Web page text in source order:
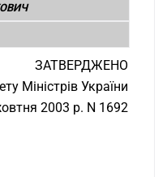
ЗАТВЕРДЖЕНО
Міністрів України
2003 р. N 1692